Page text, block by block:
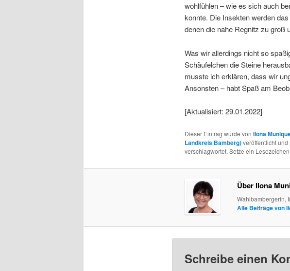
wohlfühlen – wie es sich auch
konnte. Die Insekten werden
denen die nahe Regnitz zu groß
Was wir allerdings nicht so
Schäufelchen die Steine
musste ich erklären, dass wir
Ansonsten – habt Spaß am
[Aktualisiert: 29.01.2022]
Dieser Eintrag wurde von Ilona
Landkreis Bamberg)veröffentlicht und
verschlagwortet. Setze ein
Über Ilona
Wahlbambergerin,
Alle Beiträge von
Schreibe einen